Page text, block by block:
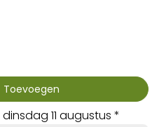
Toevoegen
11 augustus *